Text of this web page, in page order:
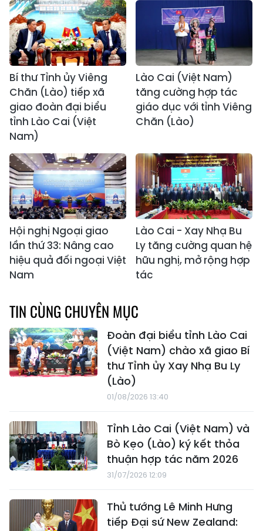
Bí thư Tỉnh ủy Viêng
Chăn (Lào) tiếp xã
giao đoàn đại biểu
tỉnh Lào Cai (Việt
Nam)
Lào Cai (Việt Nam)
tăng cường hợp tác
giáo dục với tỉnh Viêng
Chăn (Lào)
Hội nghị Ngoại giao
lần thứ 33: Nâng cao
hiệu quả đối ngoại Việt
Nam
Lào Cai - Xay Nhạ Bu
Ly tăng cường quan hệ
hữu nghị, mở rộng hợp
tác
TIN CÙNG CHUYÊN MỤC
Đoàn đại biểu tỉnh Lào Cai
(Việt Nam) chào xã giao Bí
thư Tỉnh ủy Xay Nhạ Bu Ly
(Lào)
01/08/2026 13:40
Tỉnh Lào Cai (Việt Nam) và
Bò Kẹo (Lào) ký kết thỏa
thuận hợp tác năm 2026
31/07/2026 12:09
Thủ tướng Lê Minh Hưng
tiếp Đại sứ New Zealand: